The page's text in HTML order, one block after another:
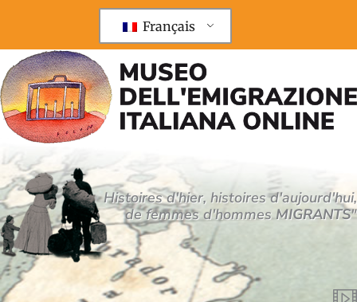
Français
Histoires d'hier, histoires d'aujourd'hui,
de femmes d'hommesMIGRANTS"